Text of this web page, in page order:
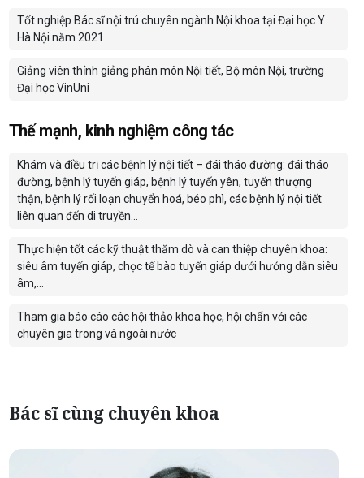
Tốt nghiệp Bác sĩ nội trú chuyên ngành Nội khoa tại Đại học Y
Hà Nội năm 2021
Giảng viên thỉnh giảng phân môn Nội tiết, Bộ môn Nội, trường
Đại học VinUni
Thế mạnh, kinh nghiệm công tác
Khám và điều trị các bệnh lý nội tiết – đái tháo đường: đái tháo
đường, bệnh lý tuyến giáp, bệnh lý tuyến yên, tuyến thượng
thận, bệnh lý rối loạn chuyển hoá, béo phì, các bệnh lý nội tiết
liên quan đến di truyền…
Thực hiện tốt các kỹ thuật thăm dò và can thiệp chuyên khoa:
siêu âm tuyến giáp, chọc tế bào tuyến giáp dưới hướng dẫn siêu
âm,…
Tham gia báo cáo các hội thảo khoa học, hội chẩn với các
chuyên gia trong và ngoài nước
Bác sĩ cùng chuyên khoa